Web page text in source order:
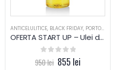
ANTICELULITICE, BLACK FRIDAY, PORTOCALE / SCORTISOARA
OFERTA START UP – Ulei de masaj cu Portocale si Scortisoara PLANTE – Yamuna – 1.000 ml
out of 5
950lei 855 lei